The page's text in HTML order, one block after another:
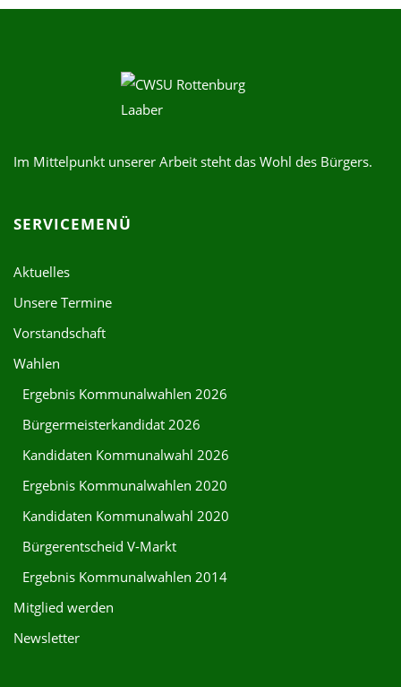
Im Mittelpunkt unserer Arbeit steht das Wohl des Bürgers.
SERVICEMENÜ
Aktuelles
Unsere Termine
Vorstandschaft
Wahlen
Ergebnis Kommunalwahlen 2026
Bürgermeisterkandidat 2026
Kandidaten Kommunalwahl 2026
Ergebnis Kommunalwahlen 2020
Kandidaten Kommunalwahl 2020
Bürgerentscheid V-Markt
Ergebnis Kommunalwahlen 2014
Mitglied werden
Newsletter